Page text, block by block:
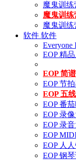
魔鬼训练
魔鬼训练
魔鬼训练
软件 软件
Everyone
EOP 精
EOP 简
EOP 节
EOP 五
EOP 番
EOP 录
EOP 录
EOP
EOP 人
EOP 钢